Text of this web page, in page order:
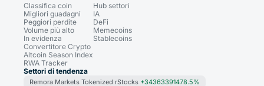
Classifica coin
Migliori guadagni
Peggiori perdite
Volume più alto
In evidenza
Convertitore Crypto
Altcoin Season Index
RWA Tracker
Hub settori
IA
DeFi
Memecoins
Stablecoins
Settori di tendenza
Remora Markets Tokenized rStocks +34363391478.5%